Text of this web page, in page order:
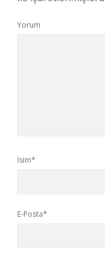
Yorum
İsim*
E-Posta*